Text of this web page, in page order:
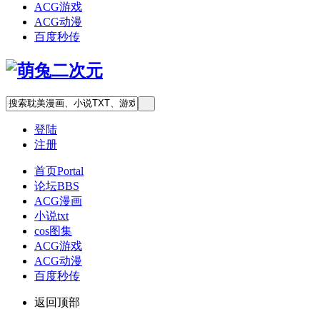
ACG游戏
ACG动漫
百度秒传
登陆
注册
首页Portal
论坛BBS
ACG漫画
小说txt
cos图集
ACG游戏
ACG动漫
百度秒传
返回顶部